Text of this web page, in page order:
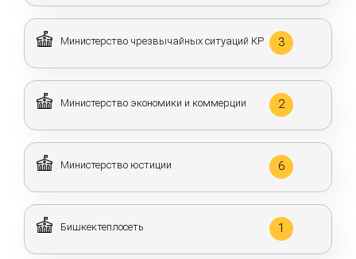
Министерство чрезвычайных ситуаций КР 3
Министерство экономики и коммерции 2
Министерство юстиции 6
Бишкектеплосеть 1